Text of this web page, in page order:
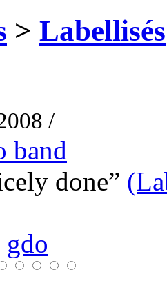
> Labellisés
/
band
done”
gdo